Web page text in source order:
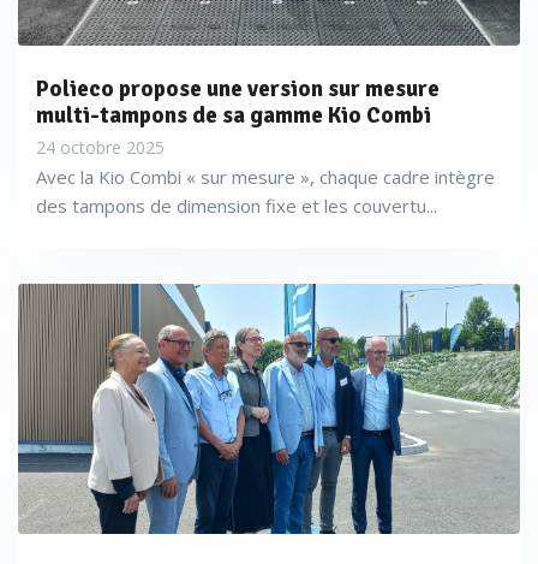
Polieco propose une version sur mesure
multi-tampons de sa gamme Kio Combi
24 octobre 2025
Avec la Kio Combi « sur mesure », chaque cadre intègre
des tampons de dimension fixe et les couvertu...